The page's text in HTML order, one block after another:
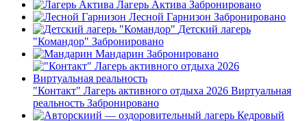
Лагерь Актива Забронировано
Лесной Гарнизон Забронировано
Детский лагерь
"Командор" Забронировано
Мандарин Забронировано
"Контакт" Лагерь активного отдыха 2026 Виртуальная
реальность Забронировано